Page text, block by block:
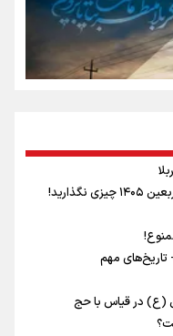
مجازی
رهبر شهید: از تضاد به
روی اربعین
(ع) در قیاس با حج